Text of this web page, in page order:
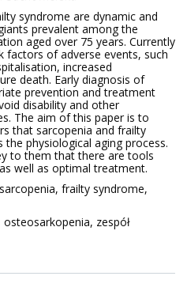
syndrome are dynamic and
prevalent among the
aged over 75 years. Currently
factors of adverse events, such
increased
death. Early diagnosis of
prevention and treatment
disability and other
The aim of this paper is to
that sarcopenia and frailty
physiological aging process.
to them that there are tools
well as optimal treatment.
frailty syndrome,
zespół